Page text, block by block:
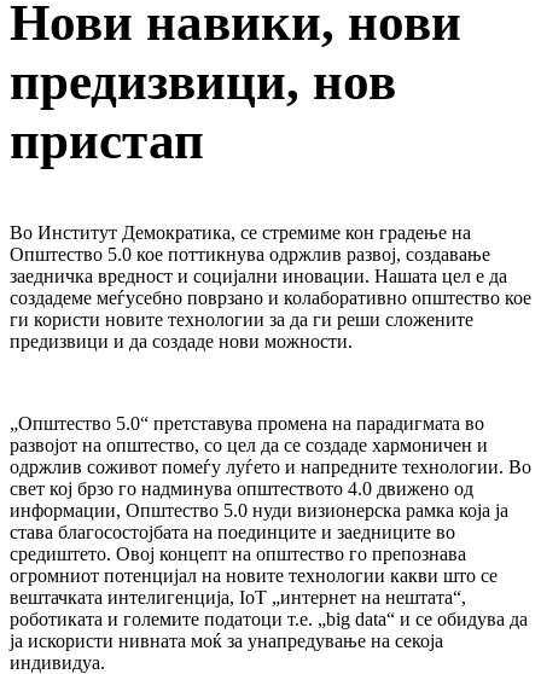
Нови навики, нови
предизвици, нов
пристап
Во Институт Демократика, се стремиме кон градење на
Општество 5.0 кое поттикнува одржлив развој, создавање
заедничка вредност и социјални иновации. Нашата цел е да
создадеме меѓусебно поврзано и колаборативно општество кое
ги користи новите технологии за да ги реши сложените
предизвици и да создаде нови можности.
„Општество 5.0“ претставува промена на парадигмата во
развојот на општество, со цел да се создаде хармоничен и
одржлив соживот помеѓу луѓето и напредните технологии. Во
свет кој брзо го надминува општеството 4.0 движено од
информации, Општество 5.0 нуди визионерска рамка која ја
става благосостојбата на поединците и заедниците во
средиштето. Овој концепт на општество го препознава
огромниот потенцијал на новите технологии какви што се
вештачката интелигенција, IoT „интернет на нештата“,
роботиката и големите податоци т.е. „big data“ и се обидува да
ја искористи нивната моќ за унапредување на секоја
индивидуа.